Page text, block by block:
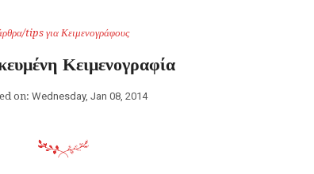
tips για Κειμενογράφους
Κειμενογραφία
on: Wednesday, Jan 08, 2014